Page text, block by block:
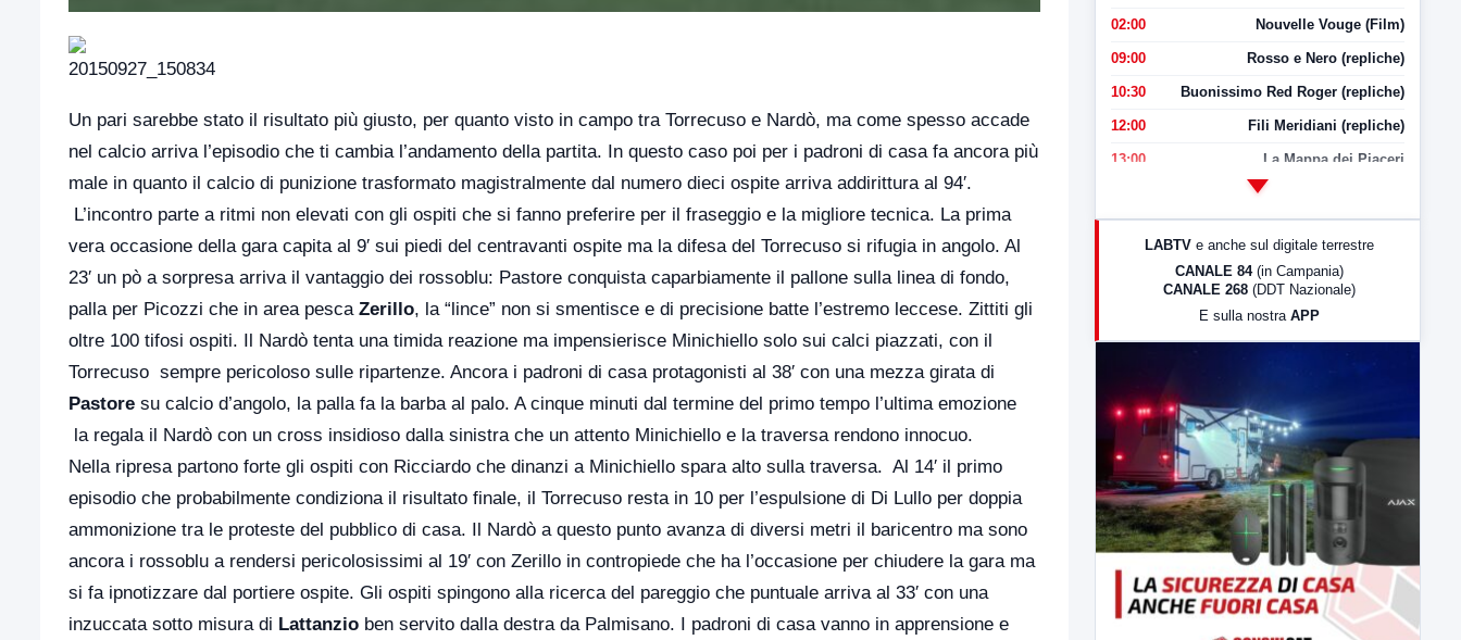
Un pari sarebbe stato il risultato più giusto, per quanto visto in campo tra Torrecuso e Nardò, ma come spesso accade
nel calcio arriva l’episodio che ti cambia l’andamento della partita. In questo caso poi per i padroni di casa fa ancora più
male in quanto il calcio di punizione trasformato magistralmente dal numero dieci ospite arriva addirittura al 94′.
L’incontro parte a ritmi non elevati con gli ospiti che si fanno preferire per il fraseggio e la migliore tecnica. La prima
vera occasione della gara capita al 9′ sui piedi del centravanti ospite ma la difesa del Torrecuso si rifugia in angolo. Al
23′ un pò a sorpresa arriva il vantaggio dei rossoblu: Pastore conquista caparbiamente il pallone sulla linea di fondo,
palla per Picozzi che in area pesca Zerillo, la “lince” non si smentisce e di precisione batte l’estremo leccese. Zittiti gli
oltre 100 tifosi ospiti. Il Nardò tenta una timida reazione ma impensierisce Minichiello solo sui calci piazzati, con il
Torrecuso sempre pericoloso sulle ripartenze. Ancora i padroni di casa protagonisti al 38′ con una mezza girata di
Pastore su calcio d’angolo, la palla fa la barba al palo. A cinque minuti dal termine del primo tempo l’ultima emozione
la regala il Nardò con un cross insidioso dalla sinistra che un attento Minichiello e la traversa rendono innocuo.
Nella ripresa partono forte gli ospiti con Ricciardo che dinanzi a Minichiello spara alto sulla traversa. Al 14′ il primo
episodio che probabilmente condiziona il risultato finale, il Torrecuso resta in 10 per l’espulsione di Di Lullo per doppia
ammonizione tra le proteste del pubblico di casa. Il Nardò a questo punto avanza di diversi metri il baricentro ma sono
ancora i rossoblu a rendersi pericolosissimi al 19′ con Zerillo in contropiede che ha l’occasione per chiudere la gara ma
si fa ipnotizzare dal portiere ospite. Gli ospiti spingono alla ricerca del pareggio che puntuale arriva al 33′ con una
inzuccata sotto misura di Lattanzio ben servito dalla destra da Palmisano. I padroni di casa vanno in apprensione e
02:00 Nouvelle Vouge (Film)
09:00 Rosso e Nero (repliche)
10:30 Buonissimo Red Roger (repliche)
12:00 Fili Meridiani (repliche)
13:00 La Mappa dei Piaceri
LabNews (Diretta)
LABTV e anche sul digitale terrestre
CANALE 84 (in Campania)
CANALE 268 (DDT Nazionale)
E sulla nostra APP